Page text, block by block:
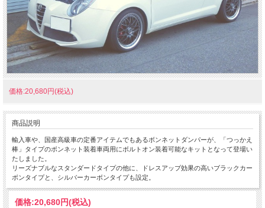
価格:20,680円(税込)
商品説明
輸入車や、国産高級車の定番アイテムでもあるボンネットダンパーが、「つっかえ
棒」タイプのボンネット装着車両用にボルトオン装着可能なキットとなって登場い
たしました。
リーズナブルなスタンダードタイプの他に、ドレスアップ効果の高いブラックカー
ボンタイプと、シルバーカーボンタイプも設定。
価格:20,680円(税込)